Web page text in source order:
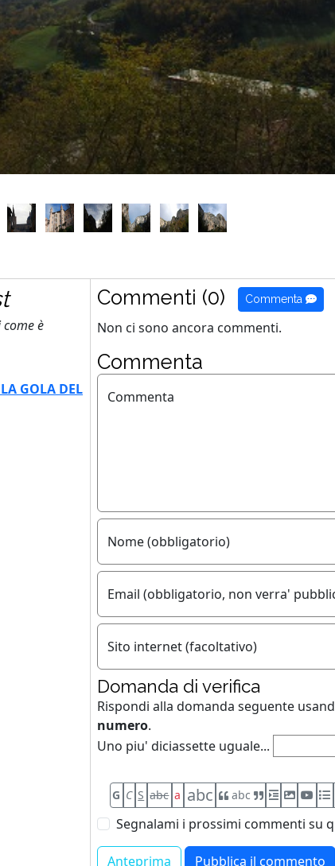
come è
GOLA DEL
Commenti (0) Commenta
Non ci sono ancora commenti.
Commenta
Commenta
Nome (obbligatorio)
Email (obbligatorio, non verra'
Sito internet (facoltativo)
Domanda di verifica
Rispondi alla domanda seguente
numero.
Uno piu' diciassette uguale...
G C S abc a abc abc
Segnalami i prossimi commenti su